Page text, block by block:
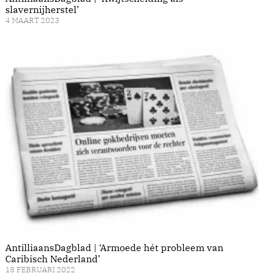
slavernijherstel’
4 MAART 2023
AntilliaansDagblad | ‘Armoede hét probleem van
Caribisch Nederland’
18 FEBRUARI 2022